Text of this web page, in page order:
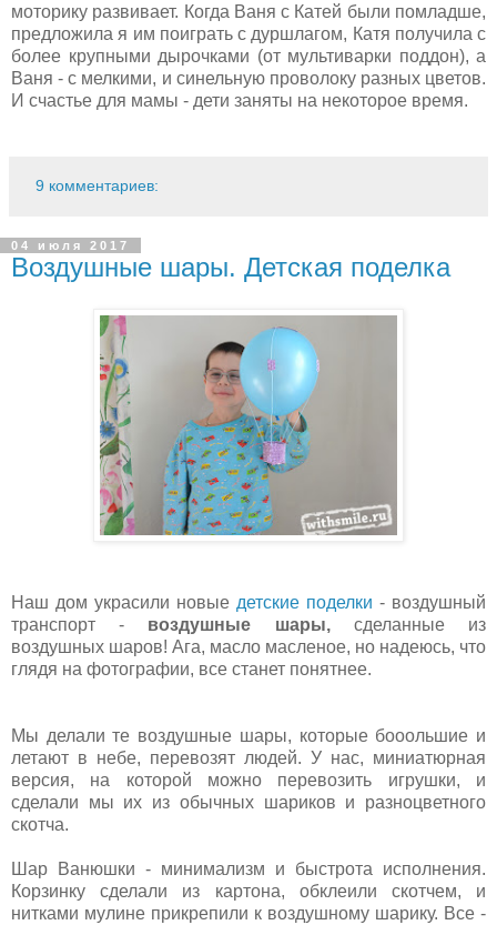
моторику развивает. Когда Ваня с Катей были помладше,
предложила я им поиграть с дуршлагом, Катя получила с
более крупными дырочками (от мультиварки поддон), а
Ваня - с мелкими, и синельную проволоку разных цветов.
И счастье для мамы - дети заняты на некоторое время.
9 комментариев:
04 июля 2017
Воздушные шары. Детская поделка
Наш дом украсили новые детские поделки - воздушный
транспорт - воздушные шары, сделанные из
воздушных шаров! Ага, масло масленое, но надеюсь, что
глядя на фотографии, все станет понятнее.
Мы делали те воздушные шары, которые бооольшие и
летают в небе, перевозят людей. У нас, миниатюрная
версия, на которой можно перевозить игрушки, и
сделали мы их из обычных шариков и разноцветного
скотча.
Шар Ванюшки - минимализм и быстрота исполнения.
Корзинку сделали из картона, обклеили скотчем, и
нитками мулине прикрепили к воздушному шарику. Все -